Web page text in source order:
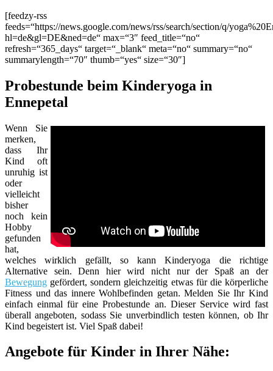
[feedzy-rss
feeds=“https://news.google.com/news/rss/search/section/q/
hl=de&gl=DE&ned=de“ max=“3″ feed_title=“no“
refresh=“365_days“ target=“_blank“ meta=“no“ summary=“no“
summarylength=“70″ thumb=“yes“ size=“30″]
Probestunde beim Kinderyoga in
Ennepetal
Wenn Sie
merken,
dass Ihr
Kind oft
unruhig ist
oder
vielleicht
bisher
noch kein
Hobby
gefunden
hat,
welches wirklich gefällt, so kann Kinderyoga die richtige
Alternative sein. Denn hier wird nicht nur der Spaß an der
Bewegung gefördert, sondern gleichzeitig etwas für die körperliche
Fitness und das innere Wohlbefinden getan. Melden Sie Ihr Kind
einfach einmal für eine Probestunde an. Dieser Service wird fast
überall angeboten, sodass Sie unverbindlich testen können, ob Ihr
Kind begeistert ist. Viel Spaß dabei!
Angebote für Kinder in Ihrer Nähe: